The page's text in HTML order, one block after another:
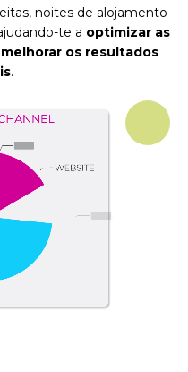
noites de alojamento
te a optimizar as
os resultados
.